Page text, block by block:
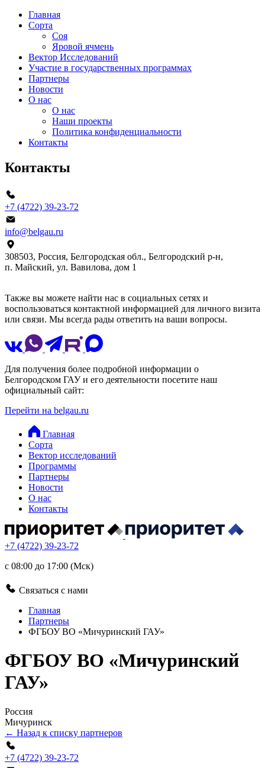
Главная
Сорта
Соя
Яровой ячмень
Вектор Исследований
Участие в государственных программах
Партнеры
Новости
О нас
О нас
Наши проекты
Политика конфиденциальности
Контакты
Контакты
+7 (4722) 39-23-72
info@belgau.ru
308503, Россия, Белгородская обл., Белгородский р‑н,
п. Майский, ул. Вавилова, дом 1
Также вы можете найти нас в социальных сетях и
воспользоваться контактной информацией для личного визита
или связи. Мы всегда рады ответить на ваши вопросы.
Для получения более подробной информации о
Белгородском ГАУ и его деятельности посетите наш
официальный сайт:
Перейти на belgau.ru
Главная
Сорта
Вектор исследований
Программы
Партнеры
Новости
О нас
Контакты
+7 (4722) 39-23-72
с 08:00 до 17:00 (Мск)
Связаться с нами
Главная
Партнеры
ФГБОУ ВО «Мичуринский ГАУ»
ФГБОУ ВО «Мичуринский
ГАУ»
Россия
Мичуринск
← Назад к списку партнеров
+7 (4722) 39-23-72